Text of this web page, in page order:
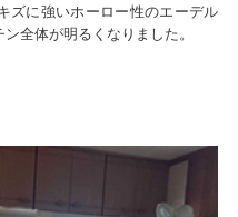
ズに強いホーロー性のエーデル
全体が明るくなりました。